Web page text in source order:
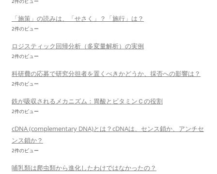
「施策」の読みは、「せさく」？「施行」は？
2件のビュー
ロジスティック回帰分析（多変量解析）の実例
2件のビュー
科研費の応募で研究分担者を置くべきかどうか、採否への影響は？
2件のビュー
鉄が吸収されるメカニズム：胃酸とビタミンＣの役割
2件のビュー
cDNA (complementary DNA)とは？cDNAは、センス鎖か、アンチセ
ンス鎖か？
2件のビュー
哺乳類は爬虫類から進化したわけではなかったの？